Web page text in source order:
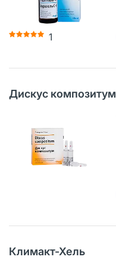
1
Дискус композитум
Климакт-Хель